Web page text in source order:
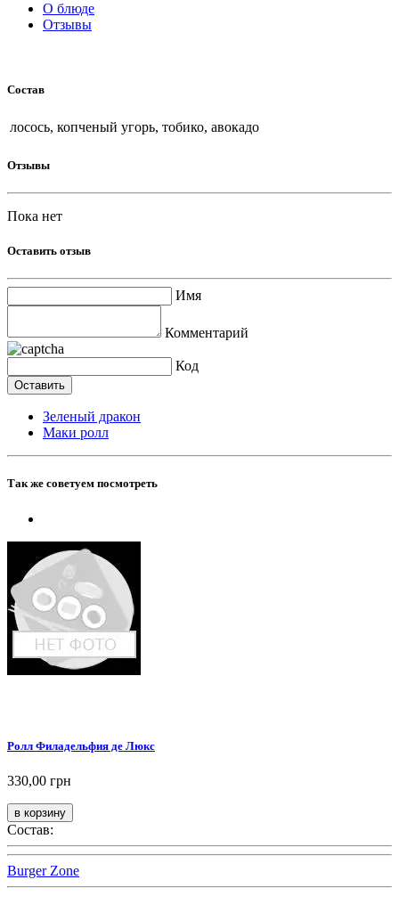
О блюде
Отзывы
Состав
лосось, копченый угорь, тобико, авокадо
Отзывы
Пока нет
Оставить отзыв
Имя
Комментарий
Код
Зеленый дракон
Маки ролл
Так же советуем посмотреть
Ролл Филадельфия де Люкс
330,00 грн
Состав:
Burger Zone